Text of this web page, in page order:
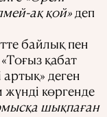
ақ қой» деп
байлық пен
қабат
деген
жүнді көргенде
шықпаған